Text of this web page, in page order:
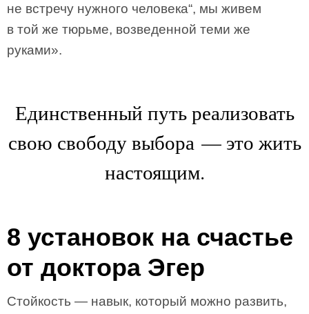
не встречу нужного человека“, мы живем
в той же тюрьме, возведенной теми же
руками».
Единственный путь реализовать
свою свободу выбора — это жить
настоящим.
8 установок на счастье
от доктора Эгер
Стойкость — навык, который можно развить,